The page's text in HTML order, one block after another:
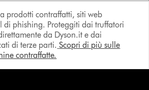
prodotti contraffatti, siti web
di phishing. Proteggiti dai truffatori
da Dyson.it e dai
di terze parti. Scopri di più sulle
contraffatte.